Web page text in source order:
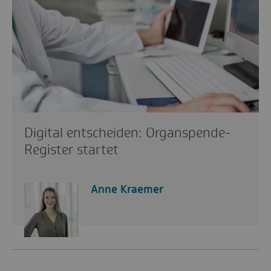
Digital entscheiden: Organspende-
Register startet
Anne Kraemer